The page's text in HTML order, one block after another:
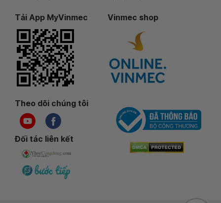
Tải App MyVinmec Vinmec shop
Theo dõi chúng tôi
Đối tác liên kết